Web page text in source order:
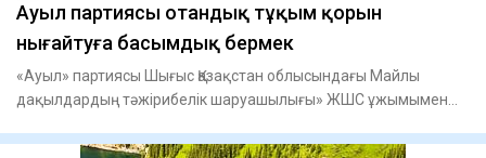
Ауыл партиясы отандық тұқым қорын
нығайтуға басымдық бермек
«Ауыл» партиясы Шығыс Қазақстан облысындағы Майлы
дақылдардың тәжірибелік шаруашылығы» ЖШС ұжымымен